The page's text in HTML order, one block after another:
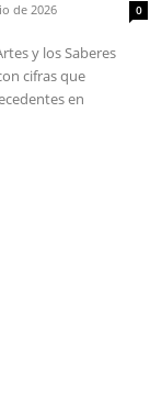
de 2026 0
y los Saberes
cifras que
en